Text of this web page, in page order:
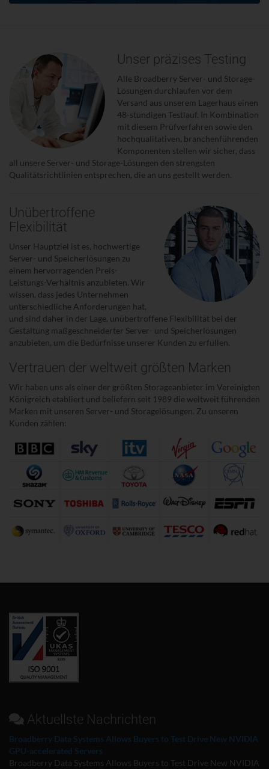
Unser präzises Testing
Alle Broadberry Server- und Storage-
Lösungen durchlaufen vor dem
Versand aus unserem Lagerhaus einen
48-stündigen Testlauf. In Kombination
mit diesem Prüfverfahren sowie den
hochqualitativen, branchenführenden
Komponenten stellen wir sicher, dass
all unsere Server- und Storage-Lösungen den strengsten
Qualitätsrichtlinien entsprechen, die an uns gestellt werden.
Unübertroffene
Flexibilität
Unser Hauptziel ist es, hochwertige
Server- und Speicherlösungen zu
einem hervorragenden Preis-
Leistungs-Verhältnis anzubieten. Wir
wissen, dass jedes Unternehmen
unterschiedliche Anforderungen hat,
und sind daher in der Lage, unübertroffene Flexibilität bei der
Gestaltung maßgeschneiderter Server- und Speicherlösungen
anzubieten, um die Bedürfnisse unserer Kunden zu erfüllen.
Vertrauen der weltweit größten Marken
Wir haben uns als einer der größten Storageanbieter im Vereinigten
Königreich etabliert und beliefern seit 1989 die weltweit führenden
Marken mit unseren Server- und Storagelösungen. Zu unseren
Kunden zählen:
Aktuellste Nachrichten
Broadberry Data Systems Allows Buyers to Test Drive New NVIDIA
GPU-accelerated Servers
Broadberry Data Systems Allows Buyers to Test Drive New NVIDIA